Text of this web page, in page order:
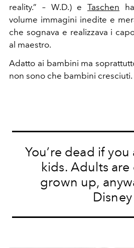
reality.” – W.D.) e Taschen
volume immagini inedite e
che sognava e realizzava i
al maestro.
Adatto ai bambini ma
non sono che bambini cresciuti.
You’re dead if
kids. Adults are
grown up,
Disney